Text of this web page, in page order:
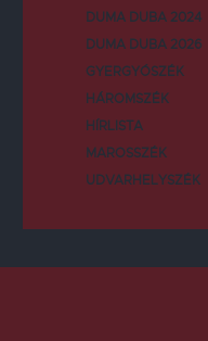
DUMA DUBA 2024
DUMA DUBA 2026
GYERGYÓSZÉK
HÁROMSZÉK
HÍRLISTA
MAROSSZÉK
UDVARHELYSZÉK